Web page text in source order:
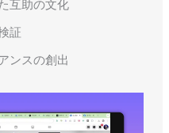
互助の文化
証
ンスの創出